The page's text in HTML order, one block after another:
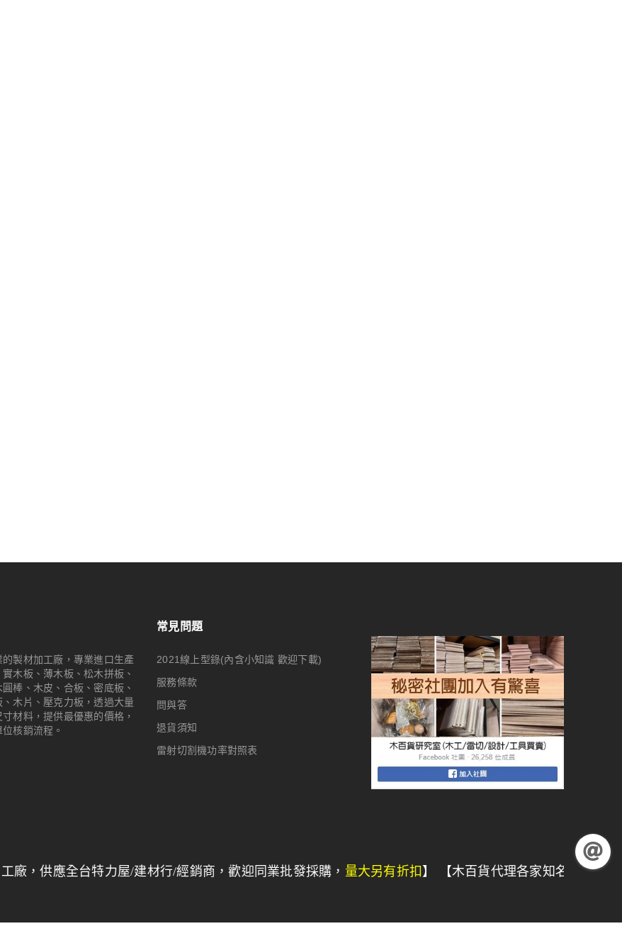
的製材加工廠，專業進口生產
木板、薄木板、松木拼板、
棒、木皮、合板、密底板、
木片、壓克力板，透過大量
材料，提供最優惠的價格，
核銷流程。
常見問題
2021線上型錄(內含小知識 歡迎下載)
服務條款
問與答
退貨須知
雷射切割機功率對照表
全台特力屋/建材行/經銷商，歡迎同業批發採購，量大另有折扣】 【木百貨代理各家知名設備品牌，我們有